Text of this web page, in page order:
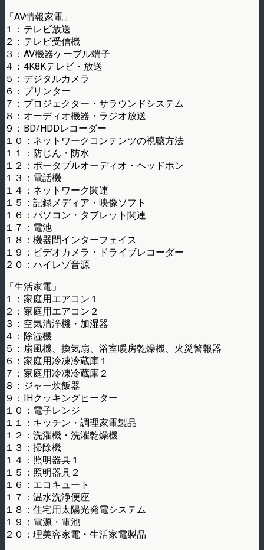
「AV情報家電」
１：テレビ放送
２：テレビ受信機
３：AV機器ケーブル端子
４：4K8Kテレビ・放送
５：デジタルカメラ
６：プリンター
７：プロジェクター・サラウンドシステム
８：オーディオ機器・ラジオ放送
９：BD/HDDレコーダー
１０：ネットワークコンテンツの視聴方法
１１：防じん・防水
１２：ポータブルオーディオ・ヘッドホン
１３：電話機
１４：ネットワーク関連
１５：記録メディア・映像ソフト
１６：パソコン・タブレット関連
１７：電池
１８：機器間インターフェイス
１９：ビデオカメラ・ドライブレコーダー
２０：ハイレゾ音源
「生活家電」
１：家庭用エアコン１
２：家庭用エアコン２
３：空気清浄機・加湿器
４：除湿機
５：扇風機、換気扇、浴室暖房乾燥機、火災警報器
６：家庭用冷凍冷蔵庫１
７：家庭用冷凍冷蔵庫２
８：ジャー炊飯器
９：IHクッキングヒーター
１０：電子レンジ
１１：キッチン・調理家電製品
１２：洗濯機・洗濯乾燥機
１３：掃除機
１４：照明器具１
１５：照明器具２
１６：エコキュート
１７：温水洗浄便座
１８：住宅用太陽光発電システム
１９：電源・電池
２０：理美容家電・生活家電製品